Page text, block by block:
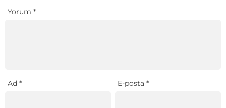
Yorum *
Ad * E-posta*